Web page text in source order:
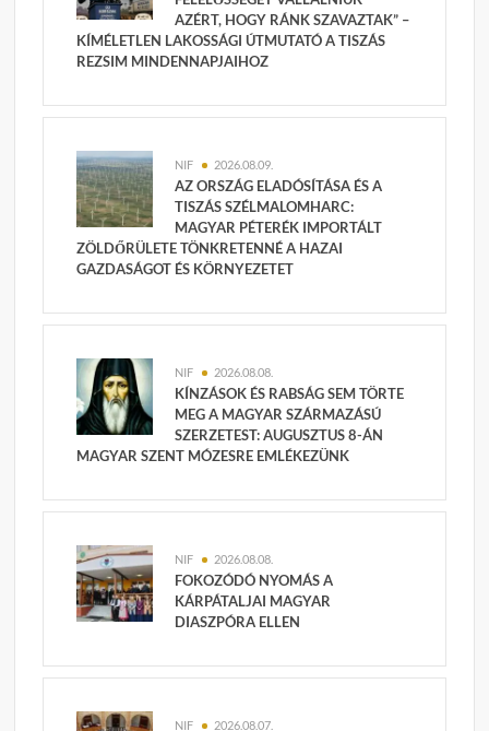
AZÉRT, HOGY RÁNK SZAVAZTAK” –
KÍMÉLETLEN LAKOSSÁGI ÚTMUTATÓ A TISZÁS
REZSIM MINDENNAPJAIHOZ
NIF 2026.08.09.
AZ ORSZÁG ELADÓSÍTÁSA ÉS A
TISZÁS SZÉLMALOMHARC:
MAGYAR PÉTERÉK IMPORTÁLT
ZÖLDŐRÜLETE TÖNKRETENNÉ A HAZAI
GAZDASÁGOT ÉS KÖRNYEZETET
NIF 2026.08.08.
KÍNZÁSOK ÉS RABSÁG SEM TÖRTE
MEG A MAGYAR SZÁRMAZÁSÚ
SZERZETEST: AUGUSZTUS 8-ÁN
MAGYAR SZENT MÓZESRE EMLÉKEZÜNK
NIF 2026.08.08.
FOKOZÓDÓ NYOMÁS A
KÁRPÁTALJAI MAGYAR
DIASZPÓRA ELLEN
NIF 2026.08.07.